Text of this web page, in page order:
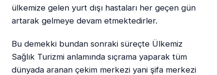
ülkemize gelen yurt dışı hastaları her geçen gün
artarak gelmeye devam etmektedirler.
Bu demekki bundan sonraki süreçte Ülkemiz
Sağlık Turizmi anlamında sıçrama yaparak tüm
dünyada aranan çekim merkezi yani şifa merkezi